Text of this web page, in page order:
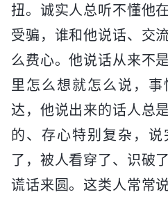
扭。诚实人总听不懂他
受骗，谁和他说话、交
么费心。他说话从来不
里怎么想就怎么说，
达，他说出来的话人总
的、存心特别复杂，
了，被人看穿了、识破
谎话来圆。这类人常常